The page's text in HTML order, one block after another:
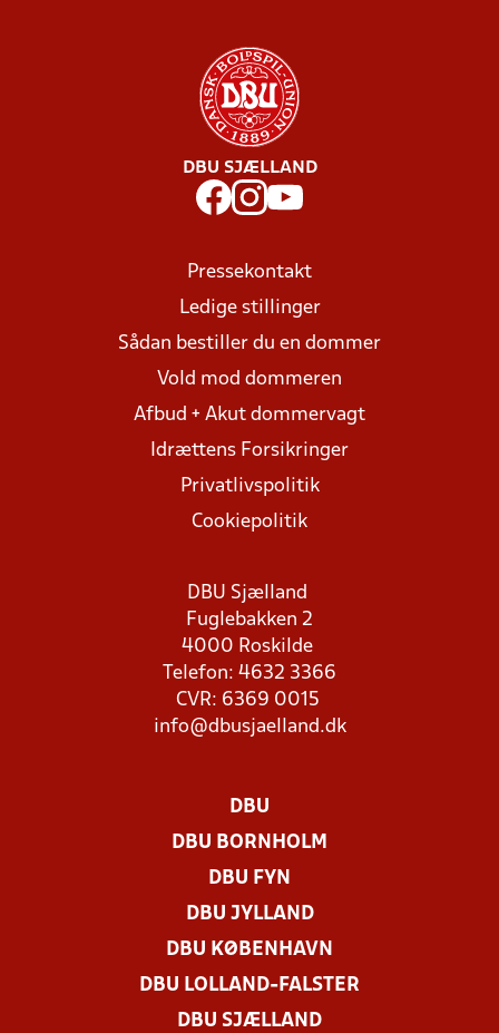
DBU SJÆLLAND
Pressekontakt
Ledige stillinger
Sådan bestiller du en dommer
Vold mod dommeren
Afbud + Akut dommervagt
Idrættens Forsikringer
Privatlivspolitik
Cookiepolitik
DBU Sjælland
Fuglebakken 2
4000 Roskilde
Telefon: 4632 3366
CVR: 6369 0015
info@dbusjaelland.dk
DBU
DBU BORNHOLM
DBU FYN
DBU JYLLAND
DBU KØBENHAVN
DBU LOLLAND-FALSTER
DBU SJÆLLAND